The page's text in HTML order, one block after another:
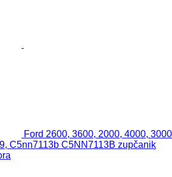
Ford 2600, 3600, 2000, 4000, 3000
C5nn7113b C5NN7113B zupčanik